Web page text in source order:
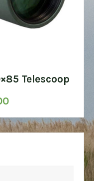
Telescoop